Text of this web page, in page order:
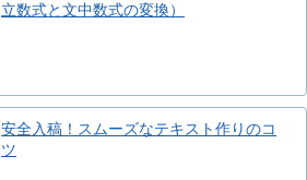
立数式と文中数式の変換）
安全入稿！スムーズなテキスト作りのコ
ツ